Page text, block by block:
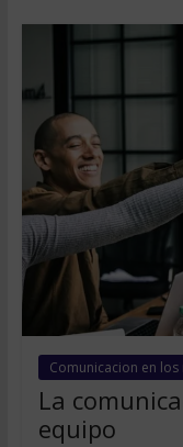
Comunicacion en
La
equipo